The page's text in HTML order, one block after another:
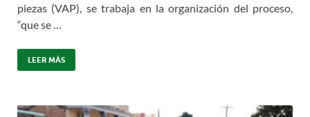
piezas (VAP), se trabaja en la organización del proceso,
“que se …
LEER MÁS